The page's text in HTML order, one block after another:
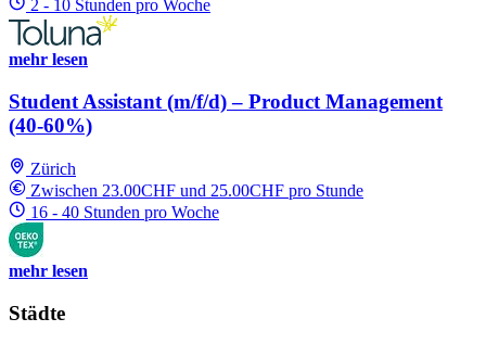
2 - 10 Stunden pro Woche
mehr lesen
Student Assistant (m/f/d) – Product Management
(40-60%)
Zürich
Zwischen 23.00CHF und 25.00CHF pro Stunde
16 - 40 Stunden pro Woche
mehr lesen
Städte